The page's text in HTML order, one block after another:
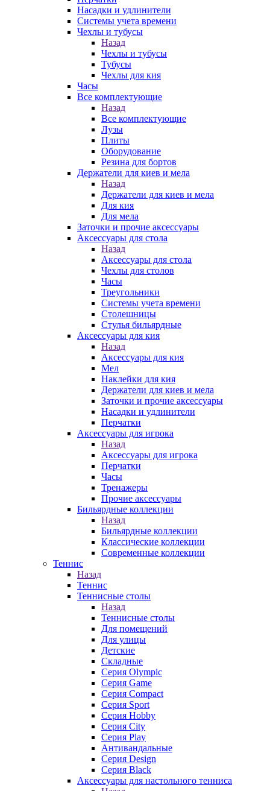
Насадки и удлинители
Системы учета времени
Чехлы и тубусы
Назад
Чехлы и тубусы
Тубусы
Чехлы для кия
Часы
Все комплектующие
Назад
Все комплектующие
Лузы
Плиты
Оборудование
Резина для бортов
Держатели для киев и мела
Назад
Держатели для киев и мела
Для кия
Для мела
Заточки и прочие аксессуары
Аксессуары для стола
Назад
Аксессуары для стола
Чехлы для столов
Часы
Треугольники
Системы учета времени
Столешницы
Стулья бильярдные
Аксессуары для кия
Назад
Аксессуары для кия
Мел
Наклейки для кия
Держатели для киев и мела
Заточки и прочие аксессуары
Насадки и удлинители
Перчатки
Аксессуары для игрока
Назад
Аксессуары для игрока
Перчатки
Часы
Тренажеры
Прочие аксессуары
Бильярдные коллекции
Назад
Бильярдные коллекции
Классические коллекции
Современные коллекции
Теннис
Назад
Теннис
Теннисные столы
Назад
Теннисные столы
Для помещений
Для улицы
Детские
Складные
Серия Olympic
Серия Game
Серия Compact
Серия Sport
Серия Hobby
Серия City
Серия Play
Антивандальные
Серия Design
Серия Black
Аксессуары для настольного тенниса